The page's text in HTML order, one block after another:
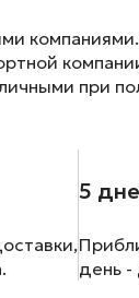
при
5
день -